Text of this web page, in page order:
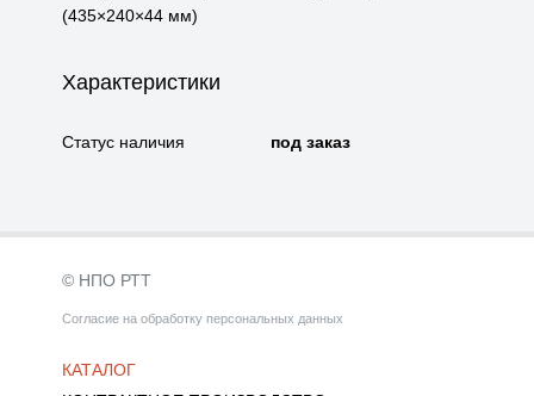
(435×240×44 мм)
Характеристики
Статус наличия под заказ
© НПО РТТ
Согласие на обработку персональных данных
КАТАЛОГ